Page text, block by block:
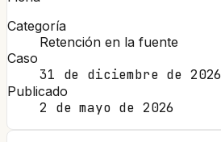
Categoría
Retención en la fuente
Caso
31 de diciembre de 2026
Publicado
2 de mayo de 2026